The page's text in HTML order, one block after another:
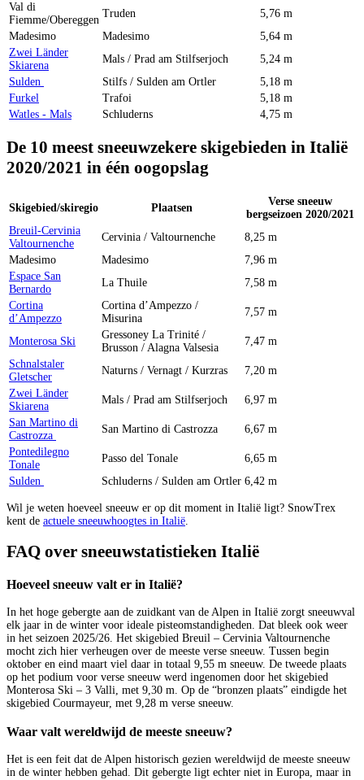
Val di
Fiemme/Obereggen
Truden
5,76 m
Madesimo
Madesimo
5,64 m
Zwei Länder
Skiarena
Mals / Prad am Stilfserjoch
5,24 m
Sulden
Stilfs / Sulden am Ortler
5,18 m
Furkel
Trafoi
5,18 m
Watles - Mals
Schluderns 4,75 m
De 10 meest sneeuwzekere skigebieden in Italië
2020/2021 in één oogopslag
Skigebied/skiregio Plaatsen
Verse sneeuw
bergseizoen 2020/2021
Breuil-Cervinia
Valtournenche
Cervinia / Valtournenche
8,25 m
Madesimo
Madesimo
7,96 m
Espace San
Bernardo
La Thuile
7,58 m
Cortina
d’Ampezzo
Cortina d’Ampezzo /
Misurina
7,57 m
Monterosa Ski
Gressoney La Trinité /
Brusson / Alagna Valsesia
7,47 m
Schnalstaler
Gletscher
Naturns / Vernagt / Kurzras
7,20 m
Zwei Länder
Skiarena
Mals / Prad am Stilfserjoch
6,97 m
San Martino di
Castrozza
San Martino di Castrozza
6,67 m
Pontedilegno
Tonale
Passo del Tonale
6,65 m
Sulden
Schluderns / Sulden am Ortler 6,42 m
Wil je weten hoeveel sneeuw er op dit moment in Italië ligt? SnowTrex
kent de actuele sneeuwhoogtes in Italië
FAQ over sneeuwstatistieken Italië
Hoeveel sneeuw valt er in Italië?
In het hoge gebergte aan de zuidkant van de Alpen in Italië zorgt sneeuwval
elk jaar in de winter voor ideale pisteomstandigheden. Dat bleek ook weer
in het seizoen 2025/26. Het skigebied Breuil – Cervinia Valtournenche
mocht zich hier verheugen over de meeste verse sneeuw. Tussen begin
oktober en eind maart viel daar in totaal 9,55 m sneeuw. De tweede plaats
op het podium voor verse sneeuw werd ingenomen door het skigebied
Monterosa Ski – 3 Valli, met 9,30 m. Op de “bronzen plaats” eindigde het
skigebied Courmayeur, met 9,28 m verse sneeuw.
Waar valt wereldwijd de meeste sneeuw?
Het is een feit dat de Alpen historisch gezien wereldwijd de meeste sneeuw
in de winter hebben gehad. Dit gebergte ligt echter niet in Europa, maar in